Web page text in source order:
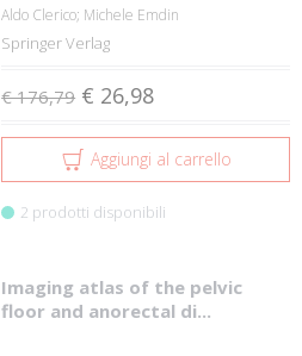
Aldo Clerico; Michele Emdin
Springer Verlag
€ 176,79 € 26,98
Aggiungi al carrello
2 prodotti disponibili
Imaging atlas of the pelvic
floor and anorectal di...